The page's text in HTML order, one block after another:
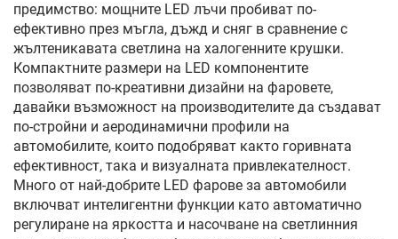
предимство: мощните LED лъчи пробиват по-
ефективно през мъгла, дъжд и сняг в сравнение с
жълтеникавата светлина на халогенните крушки.
Компактните размери на LED компонентите
позволяват по-креативни дизайни на фаровете,
давайки възможност на производителите да създават
по-стройни и аеродинамични профили на
автомобилите, които подобряват както горивната
ефективност, така и визуалната привлекателност.
Много от най-добрите LED фарове за автомобили
включват интелигентни функции като автоматично
регулиране на яркостта и насочване на светлинния